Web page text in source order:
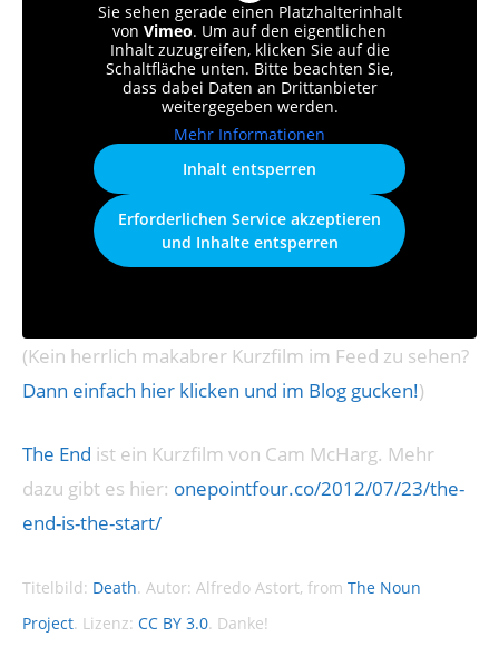
Sie sehen gerade einen Platzhalterinhalt
von Vimeo. Um auf den eigentlichen
Inhalt zuzugreifen, klicken Sie auf die
Schaltfläche unten. Bitte beachten Sie,
dass dabei Daten an Drittanbieter
weitergegeben werden.
Mehr Informationen
Inhalt entsperren
Erforderlichen Service akzeptieren
und Inhalte entsperren
(Kein herrlich makabrer Kurzfilm im Feed zu sehen?
Dann einfach hier klicken und im Blog gucken!)
The End ist ein Kurzfilm von Cam McHarg. Mehr
dazu gibt es hier: onepointfour.co/2012/07/23/the-
end-is-the-start/
Titelbild: Death. Autor: Alfredo Astort, from The Noun
Project. Lizenz: CC BY 3.0. Danke!